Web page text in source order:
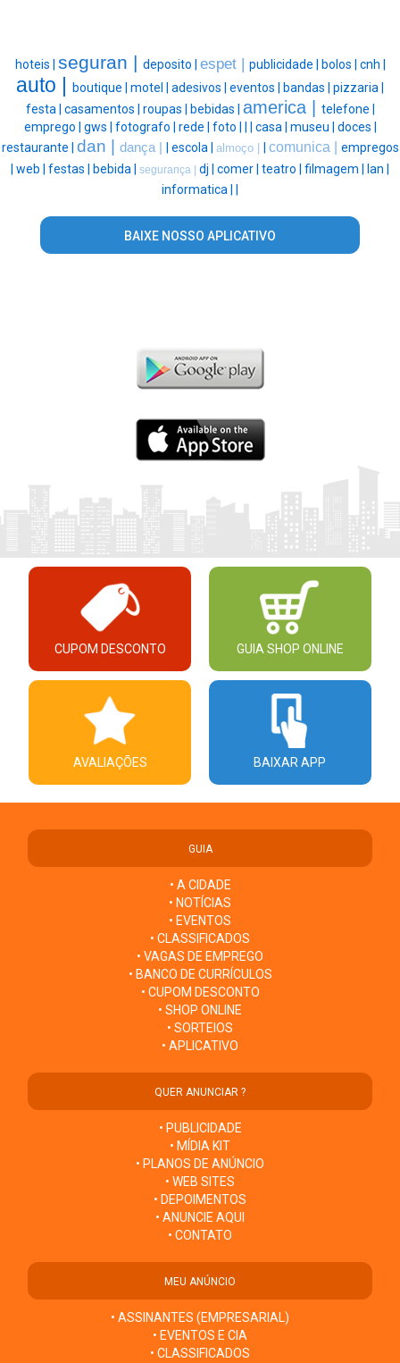
hoteis | seguran | deposito | espet | publicidade | bolos | cnh |
auto | boutique | motel | adesivos | eventos | bandas | pizzaria |
festa | casamentos | roupas | bebidas | america | telefone |
emprego | gws | fotografo | rede | foto | | | casa | museu | doces |
restaurante | dan | dança | | escola | almoço | | comunica | empregos
| web | festas | bebida | segurança | dj | comer | teatro | filmagem | lan |
informatica | |
BAIXE NOSSO APLICATIVO
CUPOM DESCONTO GUIA SHOP ONLINE
AVALIAÇÕES BAIXAR APP
GUIA
• A CIDADE
• NOTÍCIAS
• EVENTOS
• CLASSIFICADOS
• VAGAS DE EMPREGO
• BANCO DE CURRÍCULOS
• CUPOM DESCONTO
• SHOP ONLINE
• SORTEIOS
• APLICATIVO
QUER ANUNCIAR ?
• PUBLICIDADE
• MÍDIA KIT
• PLANOS DE ANÚNCIO
• WEB SITES
• DEPOIMENTOS
• ANUNCIE AQUI
• CONTATO
MEU ANÚNCIO
• ASSINANTES (EMPRESARIAL)
• EVENTOS E CIA
• CLASSIFICADOS